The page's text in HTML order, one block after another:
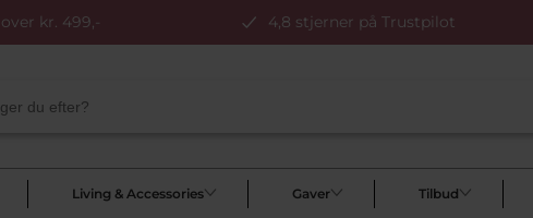
kr. 499,- 4,8 stjerner på Trustpilot
Living & Accessories Gaver Tilbud